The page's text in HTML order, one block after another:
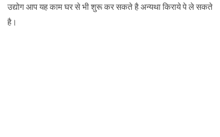
उद्योग आप यह काम घर से भी शुरू कर सकते है अन्यथा किराये पे ले सकते
है।